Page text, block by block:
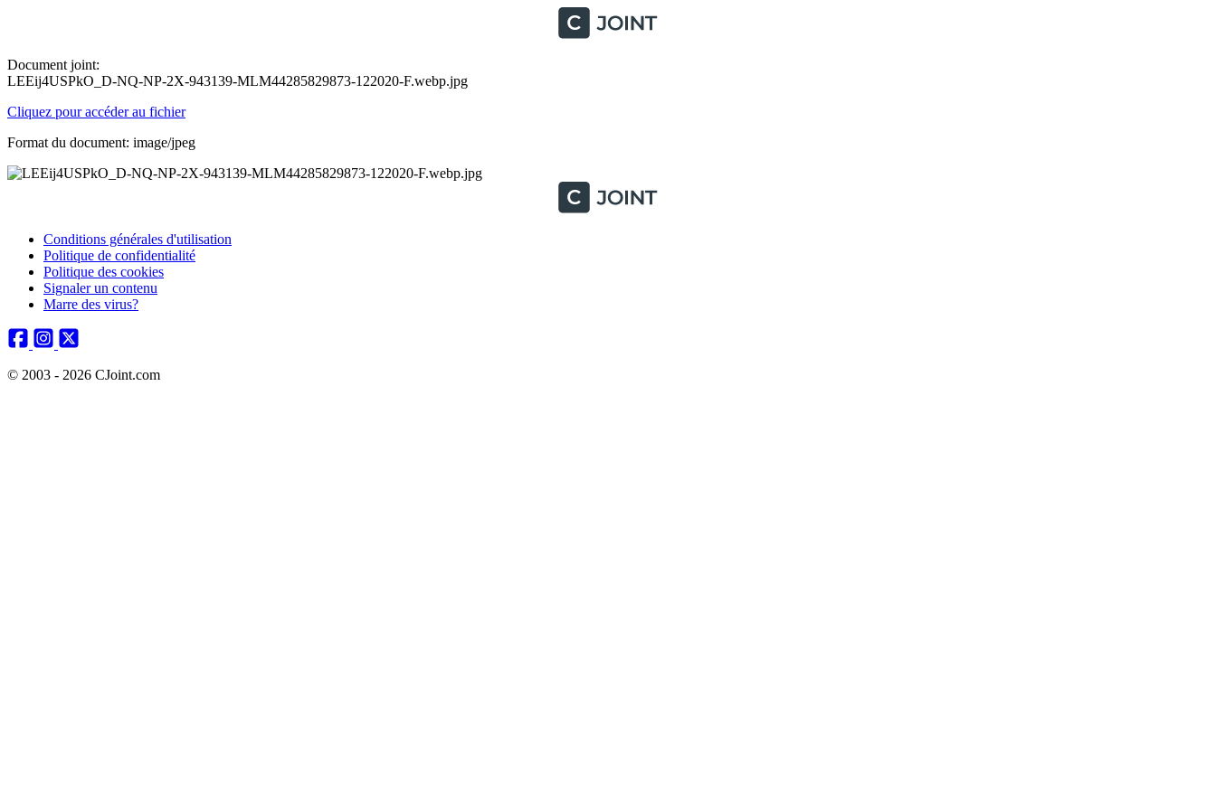
Document joint:
LEEij4USPkO_D-NQ-NP-2X-943139-MLM44285829873-122020-F.webp.jpg
Cliquez pour accéder au fichier
Format du document: image/jpeg
Conditions générales d'utilisation
Politique de confidentialité
Politique des cookies
Signaler un contenu
Marre des virus?
© 2003 - 2026 CJoint.com